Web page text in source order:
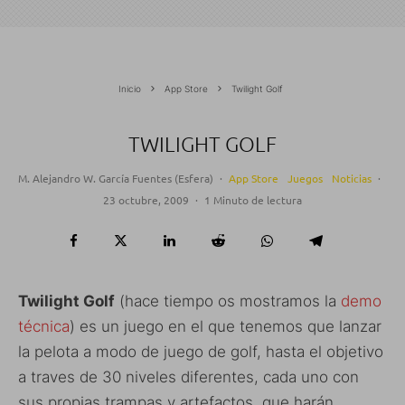
Inicio App Store Twilight Golf
TWILIGHT GOLF
M. Alejandro W. García Fuentes (Esfera) · App Store Juegos Noticias ·
23 octubre, 2009 · 1 Minuto de lectura
Twilight Golf (hace tiempo os mostramos la demo
técnica) es un juego en el que tenemos que lanzar
la pelota a modo de juego de golf, hasta el objetivo
a traves de 30 niveles diferentes, cada uno con